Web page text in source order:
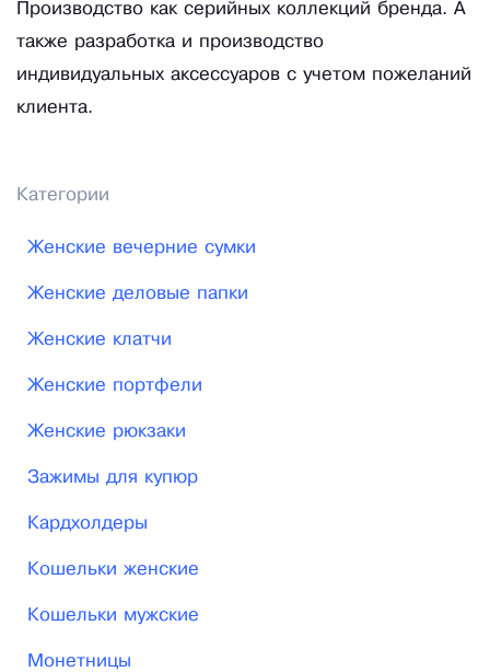
Производство как серийных коллекций бренда. А
также разработка и производство
индивидуальных аксессуаров с учетом пожеланий
клиента.
Категории
Женские вечерние сумки
Женские деловые папки
Женские клатчи
Женские портфели
Женские рюкзаки
Зажимы для купюр
Кардхолдеры
Кошельки женские
Кошельки мужские
Монетницы